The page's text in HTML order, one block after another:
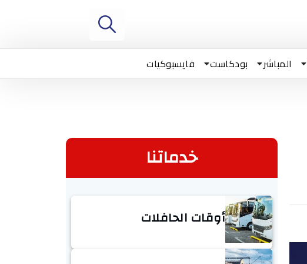
المباشر بودكاست فايسبوكيات
خدماتنا
أوقات الحافلات